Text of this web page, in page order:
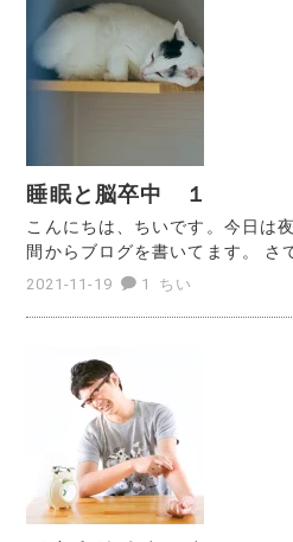
睡眠と脳卒中 １
こんにちは、ちいです。今日は
間からブログを書いてます。 さ
2021-11-19 1 ちい